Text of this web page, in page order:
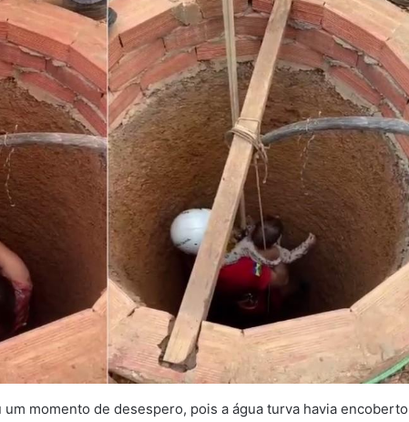
momento de desespero, pois a água turva havia encoberto